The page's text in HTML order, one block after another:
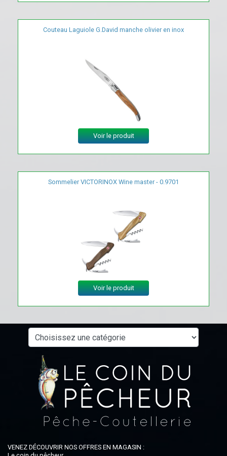
Couteau Laguiole G.David manche olivier en inox
Voir le produit
Sommelier VICTORINOX Wine master - 0.9701
Voir le produit
VENEZ DÉCOUVRIR NOS OFFRES EN MAGASIN :